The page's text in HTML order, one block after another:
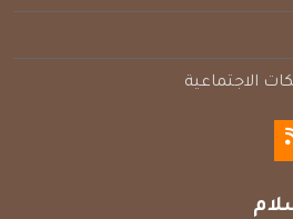
الاجتماعية